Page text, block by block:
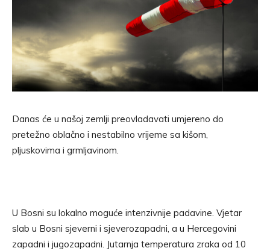
Danas će u našoj zemlji preovladavati umjereno do
pretežno oblačno i nestabilno vrijeme sa kišom,
pljuskovima i grmljavinom.
U Bosni su lokalno moguće intenzivnije padavine. Vjetar
slab u Bosni sjeverni i sjeverozapadni, a u Hercegovini
zapadni i jugozapadni. Jutarnja temperatura zraka od 10